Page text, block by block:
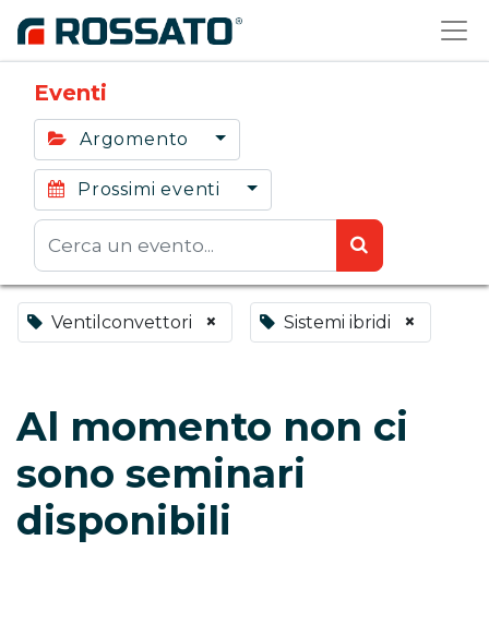
Eventi
Argomento
Prossimi eventi
Ventilconvettori × Sistemi ibridi ×
Al momento non ci
sono seminari
disponibili